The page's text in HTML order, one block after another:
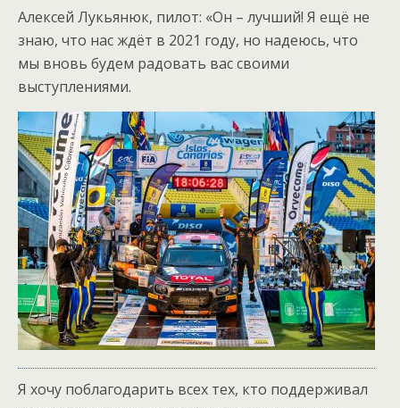
Алексей Лукьянюк, пилот: «Он – лучший! Я ещё не
знаю, что нас ждёт в 2021 году, но надеюсь, что
мы вновь будем радовать вас своими
выступлениями.
Я хочу поблагодарить всех тех, кто поддерживал